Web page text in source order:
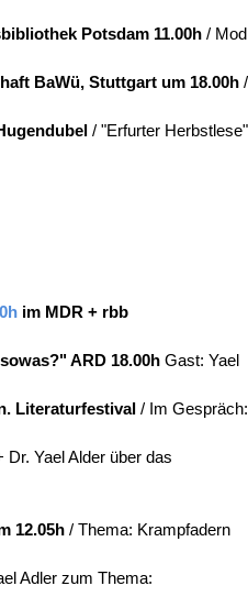
Potsdam 11.00h/
BaWü, Stuttgart um 18.00h/
/ "Erfurter Herbstlese"
im MDR + rbb
ARD 18.00h Gast: Yael
Literaturfestival / Im Gespräch:
Yael Alder über das
12.05h/ Thema: Krampfadern
Adler zum Thema: